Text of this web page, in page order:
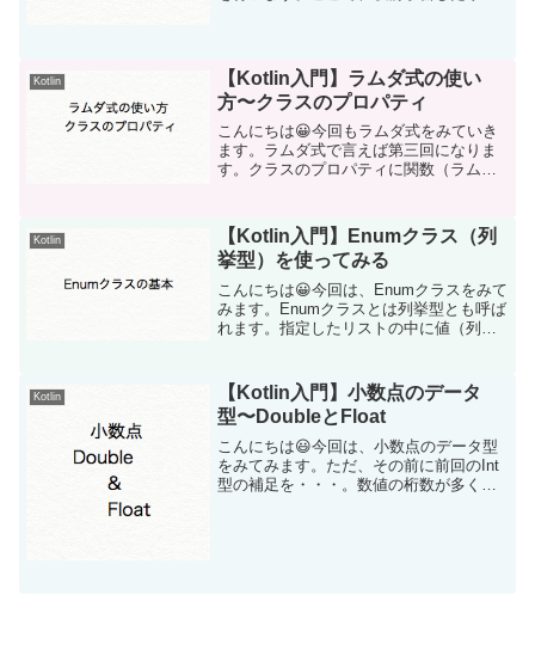
Kotlin
【Kotlin入門】ラムダ式の使い
方〜クラスのプロパティ
こんにちは😀今回もラムダ式をみていき
ます。ラムダ式で言えば第三回になりま
す。クラスのプロパティに関数（ラムダ
し、プロパティを定義します。プロパテ
ィは４つ作成し...
Kotlin
【Kotlin入門】Enumクラス（列
挙型）を使ってみる
こんにちは😀今回は、Enumクラスをみて
みます。Enumクラスとは列挙型とも呼ば
れます。指定したリストの中に値（列挙
クラスの書き方書いてみましょう。以下
は、ガジェッ...
Kotlin
【Kotlin入門】小数点のデータ
型〜DoubleとFloat
こんにちは😃今回は、小数点のデータ型
をみてみます。ただ、その前に前回のInt
型の補足を・・・。数値の桁数が多くな